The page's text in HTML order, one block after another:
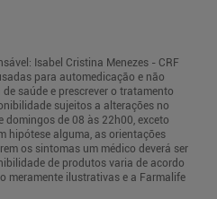
Isabel Cristina Menezes - CRF
para automedicação e não
saúde e prescrever o tratamento
sujeitos a alterações no
de 08 às 22h00, exceto
hipótese alguma, as orientações
os sintomas um médico deverá ser
de produtos varia de acordo
meramente ilustrativas e a Farmalife